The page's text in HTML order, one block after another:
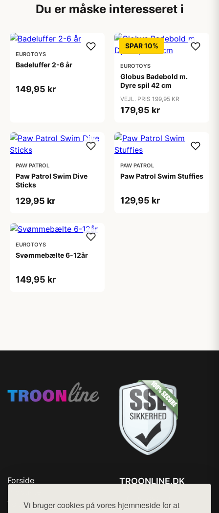
Vi bruger cookies på vores hjemmeside for at
Du er måske interesseret i
EUROTOYS
Badeluffer 2-6 år
149,95 kr
SPAR 10%
EUROTOYS
Globus Badebold m.
Dyre spil 42 cm
VEJL. PRIS 199,95 KR
179,95 kr
PAW PATROL
Paw Patrol Swim Dive
Sticks
129,95 kr
PAW PATROL
Paw Patrol Swim Stuffies
129,95 kr
EUROTOYS
Svømmebælte 6-12år
149,95 kr
Forside
Top Rabatter
TROONLINE.DK